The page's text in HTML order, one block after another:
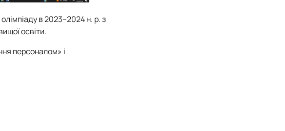
в 2023–2024 н. р. з
освіти.
персоналом» і